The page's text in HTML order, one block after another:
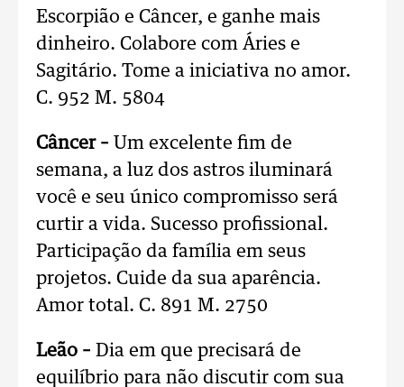
Escorpião e Câncer, e ganhe mais
dinheiro. Colabore com Áries e
Sagitário. Tome a iniciativa no amor.
C. 952 M. 5804
Câncer – Um excelente fim de
semana, a luz dos astros iluminará
você e seu único compromisso será
curtir a vida. Sucesso profissional.
Participação da família em seus
projetos. Cuide da sua aparência.
Amor total. C. 891 M. 2750
Leão – Dia em que precisará de
equilíbrio para não discutir com sua